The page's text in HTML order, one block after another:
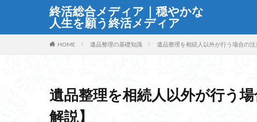
終活総合メディア｜穏やかな
人生を願う終活メディア
HOME 遺品整理の基礎知識 遺品整理を相続人以外が行う場合の注
遺品整理を相続人以外が行う
解説】